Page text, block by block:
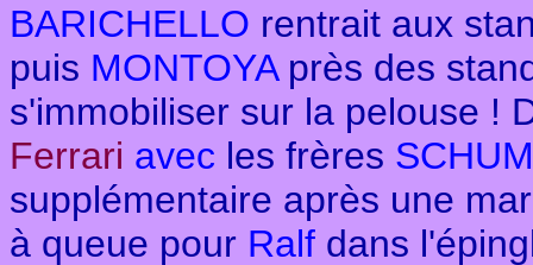
BARICHELLO rentrait aux
puis MONTOYAprès des
s'immobiliser sur la pelouse !
Ferrari avec les frères
supplémentaire après une
à queue pour Ralf dans